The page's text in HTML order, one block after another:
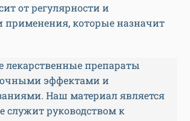
от регулярности и
применения, которые назначит
препараты
эффектами и
Наш материал является
служит руководством к